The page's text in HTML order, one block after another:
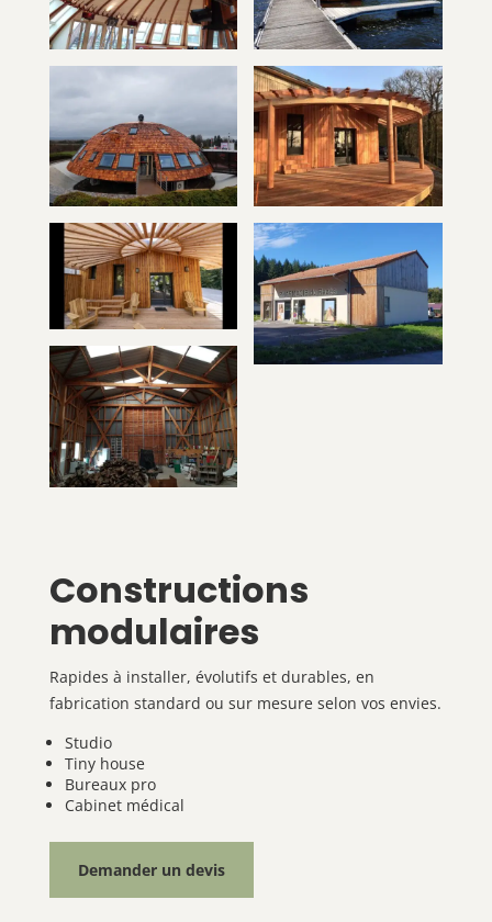
Constructions
modulaires
Rapides à installer, évolutifs et durables, en
fabrication standard ou sur mesure selon vos envies.
Studio
Tiny house
Bureaux pro
Cabinet médical
Demander un devis